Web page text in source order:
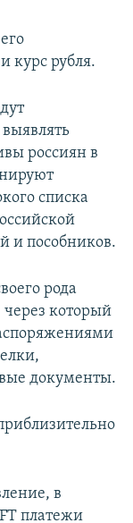
курс рубля.
россиян в
списка
и пособников.
рода
который
документы.
в
платежи